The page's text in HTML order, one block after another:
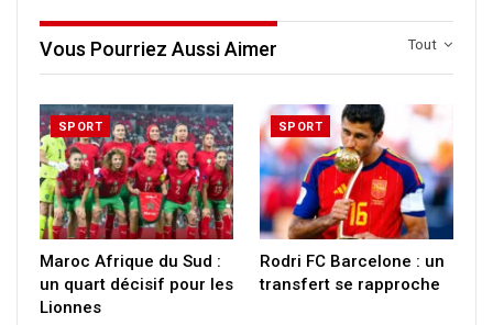
Tout
Vous Pourriez Aussi Aimer
SPORT
Maroc Afrique du Sud :
un quart décisif pour les
Lionnes
SPORT
Rodri FC Barcelone : un
transfert se rapproche